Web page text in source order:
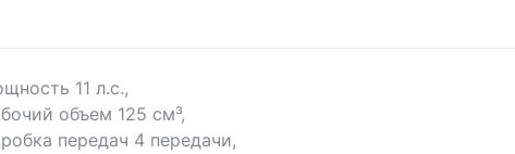
11 л.с.,
объем 125 см³,
передач 4 передачи,